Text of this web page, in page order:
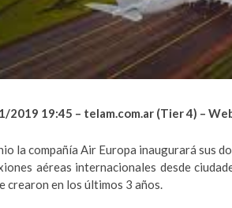
2019 19:45 – telam.com. ar (Tier 4) –
la compañía Air Europa inaugurará sus
aéreas internacionales desde
crearon en los últimos 3 años.